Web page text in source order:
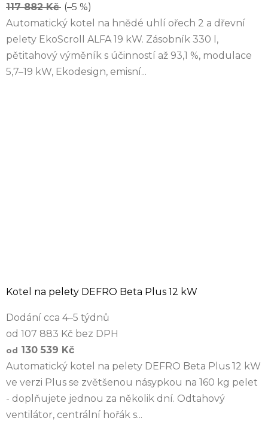
117 882 Kč (–5 %)
Automatický kotel na hnědé uhlí ořech 2 a dřevní
pelety EkoScroll ALFA 19 kW. Zásobník 330 l,
pětitahový výměník s účinností až 93,1 %, modulace
5,7–19 kW, Ekodesign, emisní...
Kotel na pelety DEFRO Beta Plus 12 kW
Dodání cca 4–5 týdnů
od 107 883 Kč bez DPH
od 130 539 Kč
Automatický kotel na pelety DEFRO Beta Plus 12 kW
ve verzi Plus se zvětšenou násypkou na 160 kg pelet
- doplňujete jednou za několik dní. Odtahový
ventilátor, centrální hořák s...